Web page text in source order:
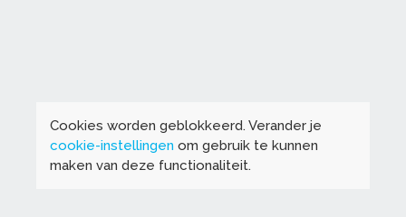
Cookies worden geblokkeerd. Verander je
cookie-instellingen om gebruik te kunnen
maken van deze functionaliteit.